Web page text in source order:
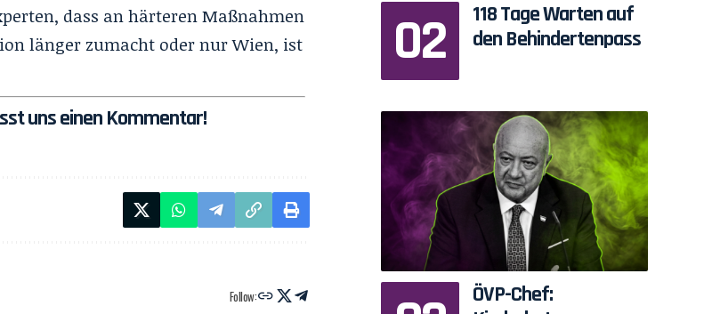
dass an härteren Maßnahmen
länger zumacht oder nur Wien, ist
uns einen Kommentar!
Follow:
118 Tage Warten auf
den Behindertenpass
ÖVP-Chef: